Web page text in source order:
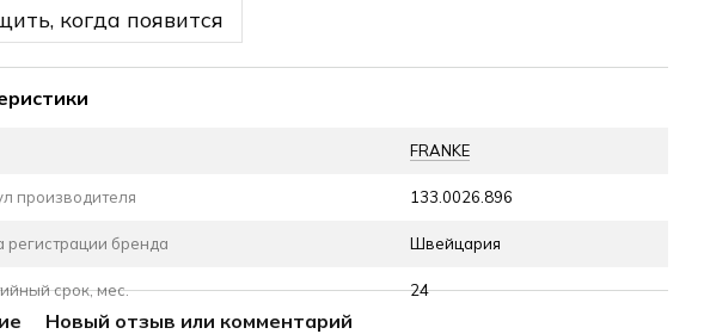
когда появится
FRANKE
производителя 133.0026.896
регистрации бренда Швейцария
срок, мес. 24
Новый отзыв или комментарий